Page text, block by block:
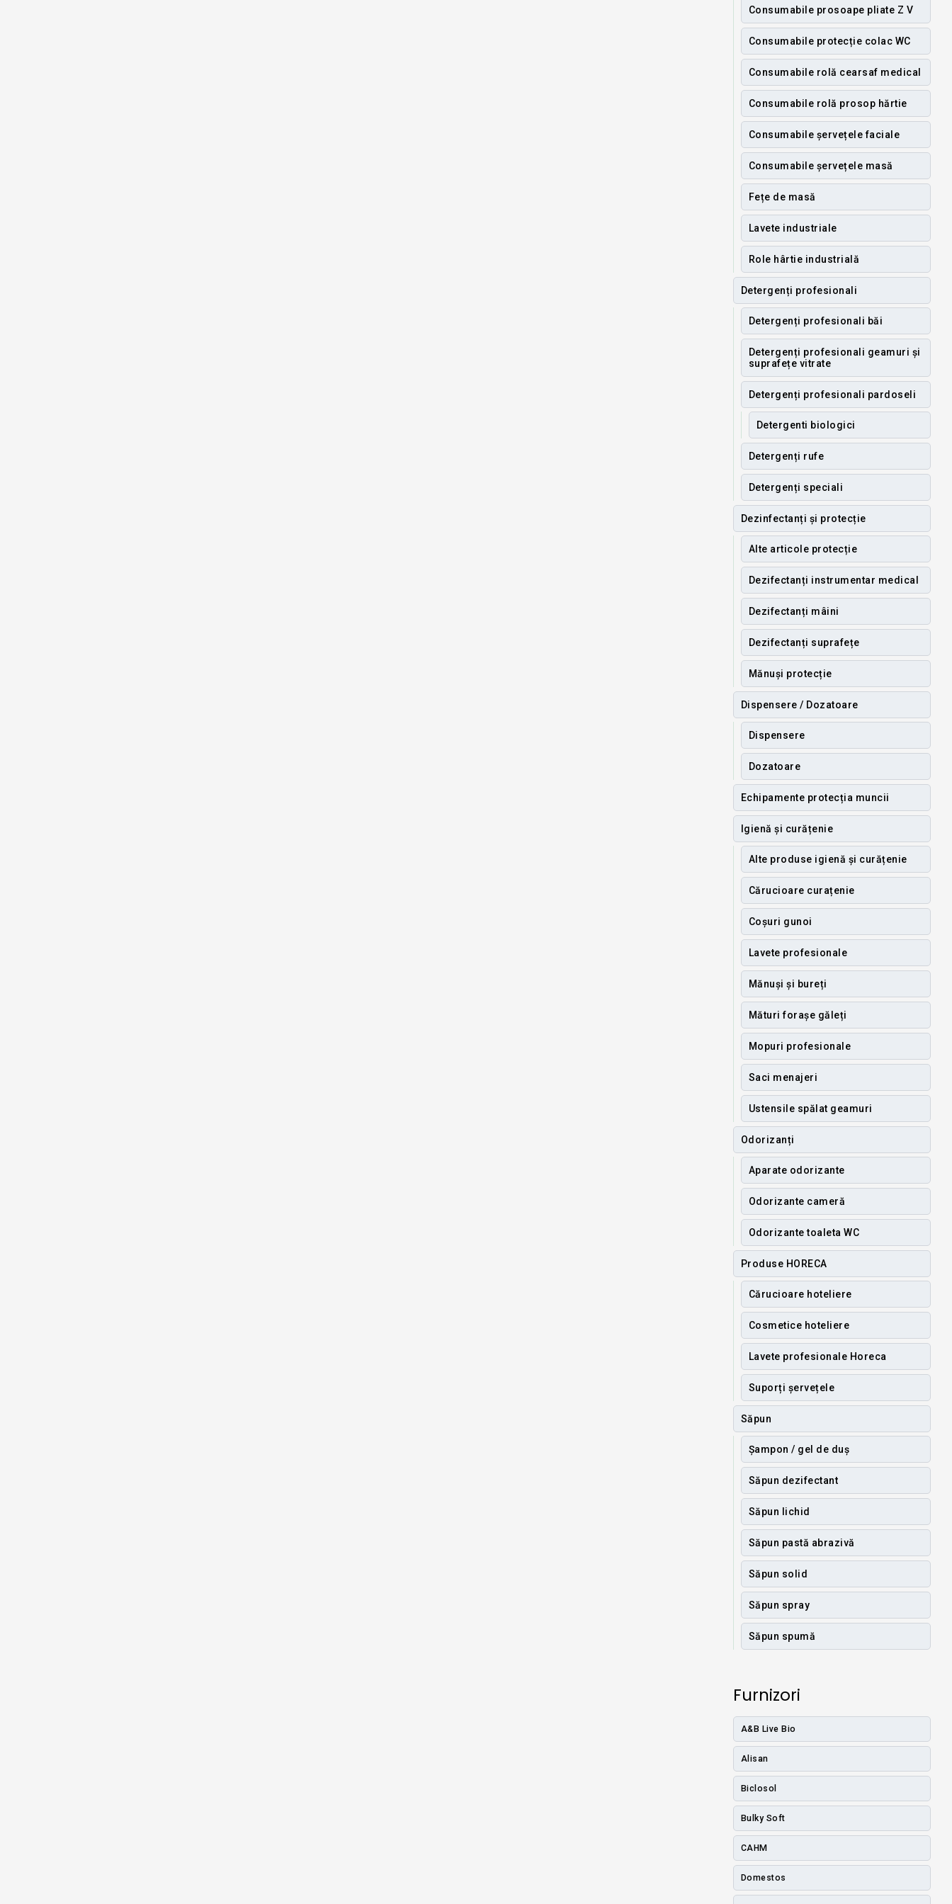
Consumabile prosoape pliate Z V
Consumabile protecție colac WC
Consumabile rolă cearsaf medical
Consumabile rolă prosop hărtie
Consumabile șervețele faciale
Consumabile șervețele masă
Fețe de masă
Lavete industriale
Role hârtie industrială
Detergenți profesionali
Detergenți profesionali băi
Detergenți profesionali geamuri și
suprafețe vitrate
Detergenți profesionali pardoseli
Detergenti biologici
Detergenți rufe
Detergenți speciali
Dezinfectanți și protecție
Alte articole protecție
Dezifectanți instrumentar medical
Dezifectanți mâini
Dezifectanți suprafețe
Mănuși protecție
Dispensere / Dozatoare
Dispensere
Dozatoare
Echipamente protecția muncii
Igienă și curățenie
Alte produse igienă și curățenie
Cărucioare curațenie
Coșuri gunoi
Lavete profesionale
Mănuși și bureți
Mături forașe găleți
Mopuri profesionale
Saci menajeri
Ustensile spălat geamuri
Odorizanți
Aparate odorizante
Odorizante cameră
Odorizante toaleta WC
Produse HORECA
Cărucioare hoteliere
Cosmetice hoteliere
Lavete profesionale Horeca
Suporți șervețele
Săpun
Șampon / gel de duș
Săpun dezifectant
Săpun lichid
Săpun pastă abrazivă
Săpun solid
Săpun spray
Săpun spumă
Furnizori
A&B Live Bio
Alisan
Biclosol
Bulky Soft
CAHM
Domestos